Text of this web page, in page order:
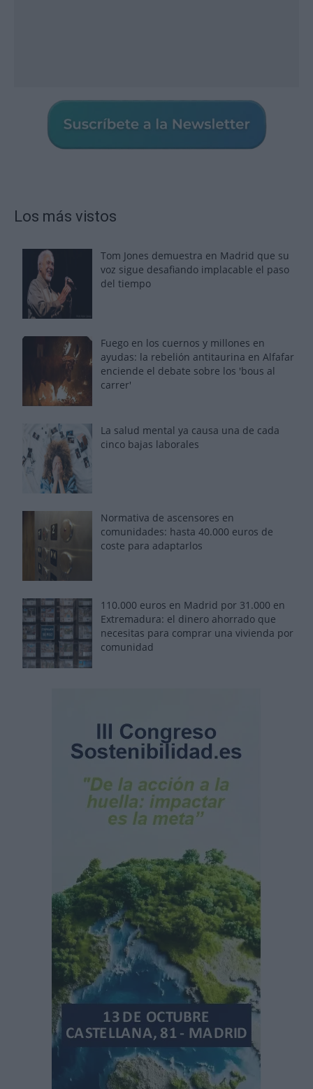
Los más vistos
Tom Jones demuestra en Madrid que su
voz sigue desafiando implacable el paso
del tiempo
Fuego en los cuernos y millones en
ayudas: la rebelión antitaurina en Alfafar
enciende el debate sobre los 'bous al
carrer'
La salud mental ya causa una de cada
cinco bajas laborales
Normativa de ascensores en
comunidades: hasta 40.000 euros de
coste para adaptarlos
110.000 euros en Madrid por 31.000 en
Extremadura: el dinero ahorrado que
necesitas para comprar una vivienda por
comunidad